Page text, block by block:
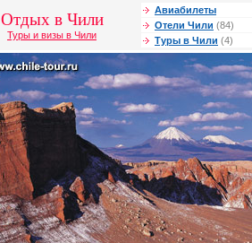
Отдых в Чили
Туры и визы в Чили
Авиабилеты
Отели Чили (84)
Туры в Чили (4)